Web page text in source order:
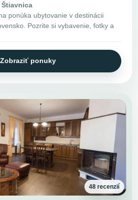
ponúka ubytovanie v destinácii
Pozrite si vybavenie, fotky a
Zobraziť ponuky
48 recenzií